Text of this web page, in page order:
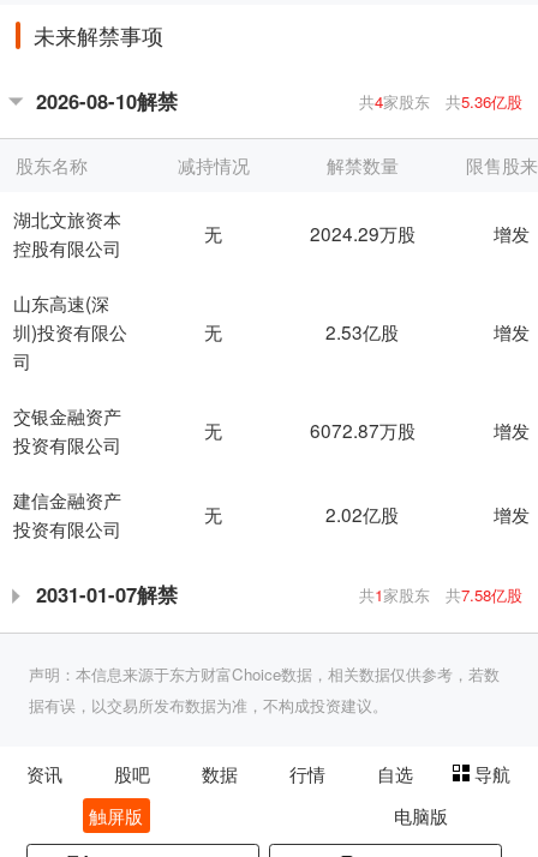
未来解禁事项
2026-08-10解禁 共5.36亿股
共4家股东
股东名称
湖北文旅资本
控股有限公司
山东高速(深
圳)投资有限公
司
交银金融资产
投资有限公司
建信金融资产
投资有限公司
减持情况 解禁数量 限售股
无 2024.29万股 增发
无 2.53亿股 增发
无 6072.87万股 增发
无 2.02亿股 增发
2031-01-07解禁 共7.58亿股
共1家股东
声明：本信息来源于东方财富Choice数据，相关数据仅供参考，若数
据有误，以交易所发布数据为准，不构成投资建议。
资讯 股吧 数据 行情 自选
导航
触屏版
电脑版